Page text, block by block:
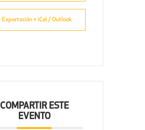
Exportación + iCal / Outlook
COMPARTIR ESTE
EVENTO